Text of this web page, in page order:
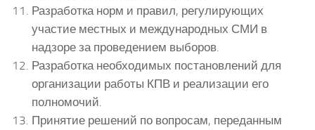
Разработка норм и правил, регулирующих
участие местных и международных СМИ в
надзоре за проведением выборов.
Разработка необходимых постановлений для
организации работы КПВ и реализации его
полномочий.
Принятие решений по вопросам, переданным